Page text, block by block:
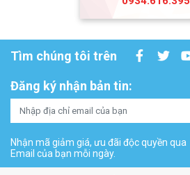
Tìm chúng tôi trên
Đăng ký nhận bản tin:
Nhận mã giảm giá, ưu đãi độc quyền qua
Email của bạn mỗi ngày.